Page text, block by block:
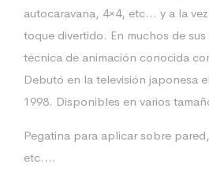
autocaravana, 4×4, etc… y a la
toque divertido. En muchos de
técnica de animación conocida
Debutó en la televisión japonesa
1998. Disponibles en varios
Pegatina para aplicar sobre
etc….